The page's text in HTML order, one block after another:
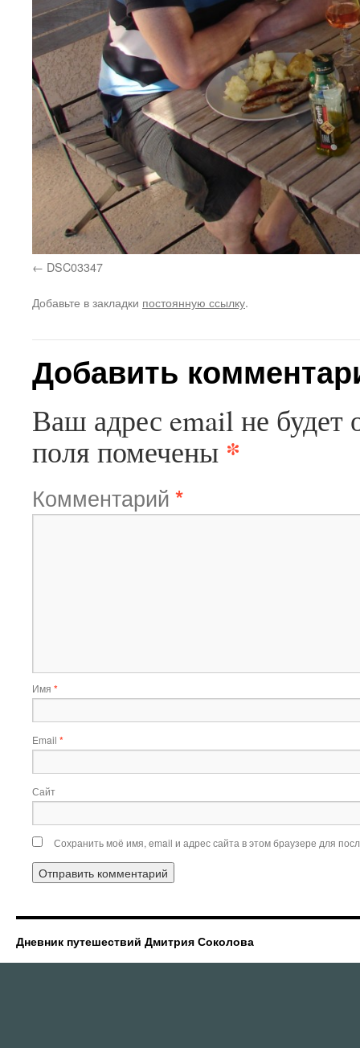
DSC03347
Добавьте в закладки постоянную ссылку.
Добавить
Ваш адрес email не будет
поля помечены *
Комментарий *
Имя *
Email *
Сайт
Сохранить моё имя, email и адрес сайта в этом браузере для
Дневник путешествий Дмитрия Соколова